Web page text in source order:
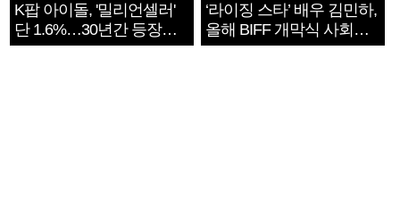
K팝 아이돌, '밀리언셀러'
단 1.6%…30년간 등장
1182개팀 전수조사
‘라이징 스타’ 배우 김민하,
올해 BIFF 개막식 사회자
확정